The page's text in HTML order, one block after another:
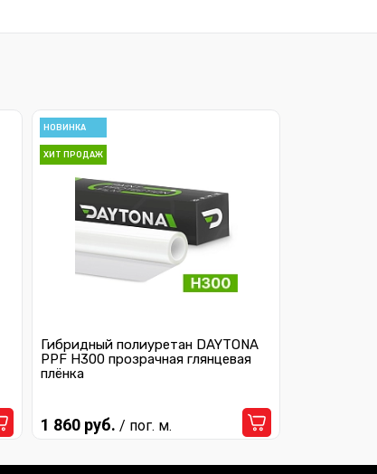
НОВИНКА
ХИТ ПРОДАЖ
Гибридный полиуретан DAYTONA
PPF H300 прозрачная глянцевая
плёнка
1 860 руб. / пог. м.